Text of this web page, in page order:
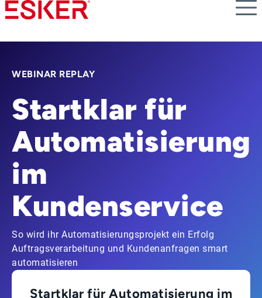
Skip
to
content
WEBINAR REPLAY
Startklar für
Automatisierung
im
Kundenservice
So wird ihr Automatisierungsprojekt ein Erfolg
Auftragsverarbeitung und Kundenanfragen smart
automatisieren
Startklar für Automatisierung im